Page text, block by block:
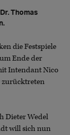
Thomas
die Festspiele
Ende der
Intendant Nico
zurücktreten
Dieter Wedel
will sich nun